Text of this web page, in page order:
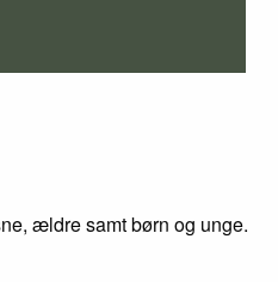
ældre samt børn og unge.